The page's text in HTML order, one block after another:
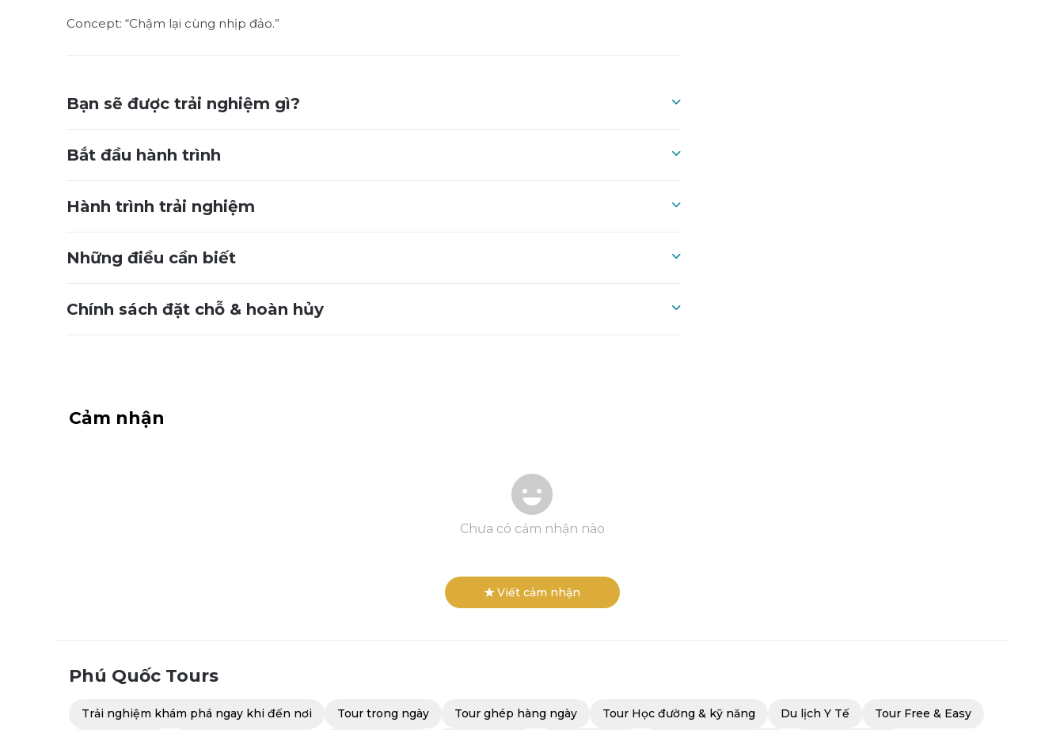
Concept: “Chậm lại cùng nhịp đảo.”
Bạn sẽ được trải nghiệm gì?
Bắt đầu hành trình
Hành trình trải nghiệm
Những điều cần biết
Chính sách đặt chỗ & hoàn hủy
Cảm nhận
Chưa có cảm nhận nào
Viết cảm nhận
Phú Quốc Tours
Trải nghiệm khám phá ngay khi đến nơi Tour trong ngày Tour ghép hàng ngày Tour Học đường & kỹ năng Du lịch Y Tế Tour Free & Easy